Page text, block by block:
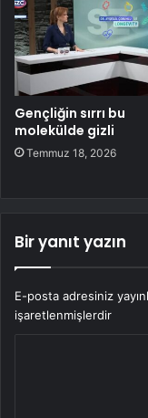
Gençliğin sırrı bu
molekülde gizli
Temmuz 18, 2026
Bir yanıt yazın
E-posta adresiniz
işaretlenmişlerdir